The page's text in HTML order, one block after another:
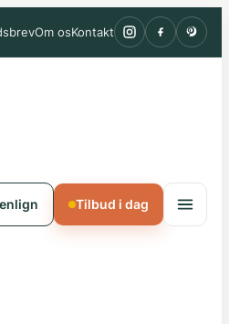
Om osKontakt
Tilbud i dag